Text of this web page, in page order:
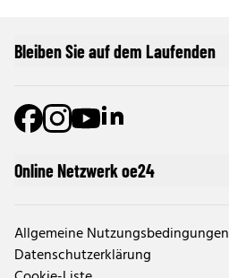
Online Netzwerk oe24
Allgemeine Nutzungsbedingungen
Datenschutzerklärung
Bleiben Sie auf dem Laufenden